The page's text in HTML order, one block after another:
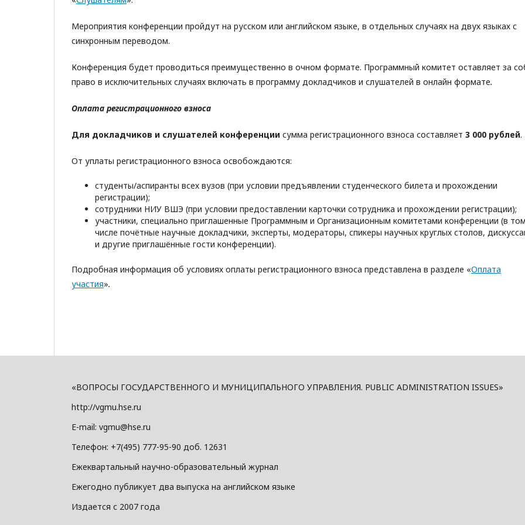
Мероприятия конференции пройдут на русском или английском языке, в отдельных случаях на двух языках с
синхронным переводом.
Конференция будет проводиться преимущественно в очном формате. Программный комитет оставляет за
право в исключительных случаях включать в программу докладчиков и слушателей в онлайн формате.
Оплата регистрационного взноса
Для докладчиков и слушателей конференции сумма регистрационного взноса составляет 3 000 рублей.
От уплаты регистрационного взноса освобождаются:
студенты/аспиранты всех вузов (при условии предъявлении студенческого билета и прохождении
регистрации);
сотрудники НИУ ВШЭ (при условии предоставлении карточки сотрудника и прохождении регистрации);
участники, специально приглашенные Программным и Организационным комитетами конференции (в том
числе почётные научные докладчики, эксперты, модераторы, спикеры научных круглых столов,
и другие приглашённые гости конференции).
Подробная информация об условиях оплаты регистрационного взноса представлена в разделе «Оплата
участия».
«ВОПРОСЫ ГОСУДАРСТВЕННОГО И МУНИЦИПАЛЬНОГО УПРАВЛЕНИЯ. PUBLIC ADMINISTRATION ISSUES»
http://vgmu.hse.ru
E-mail: vgmu@hse.ru
Телефон: +7(495) 777-95-90 доб. 12631
Ежеквартальный научно-образовательный журнал
Ежегодно публикует два выпуска на английском языке
Издается с 2007 года